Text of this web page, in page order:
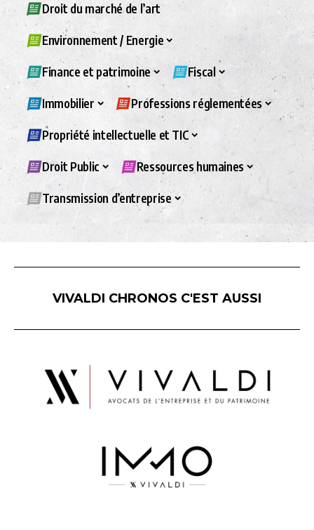
Droit du marché de l’art
Environnement / Energie
Finance et patrimoine Fiscal
Immobilier Professions réglementées
Propriété intellectuelle et TIC
Droit Public Ressources humaines
Transmission d’entreprise
VIVALDI CHRONOS C'EST AUSSI